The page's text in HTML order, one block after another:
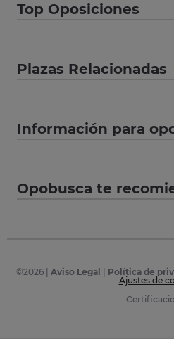
Top Oposiciones
Plazas Relacionadas
Información para
Opobusca te
©2026| Aviso Legal Política de
Ajustes de